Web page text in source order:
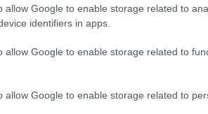
allow Google to enable storage related to
identifiers in apps.
allow Google to enable storage related to
allow Google to enable storage related to
της ελληνικής κυριαρχίας και των
όπως τόσο επιδεικτικά αναφέρει ο τούρκος
την Ανατολική Θράκη, διότι υπάρχουν
χρόνων. Κάτι που είχε προτείνει το 1922 και
Γούναρη και λίγο αργότερα ο Πρόεδρος
ο οποίος λίγο αργότερα ήξερε όμως να
Ελληνισμού Κεμάλ Ατατούρκ.